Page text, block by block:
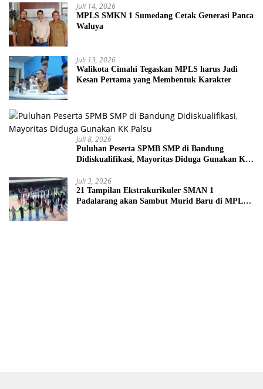
Juli 14, 2026
MPLS SMKN 1 Sumedang Cetak Generasi Panca
Waluya
Juli 13, 2026
Walikota Cimahi Tegaskan MPLS harus Jadi
Kesan Pertama yang Membentuk Karakter
Juli 8, 2026
Puluhan Peserta SPMB SMP di Bandung
Didiskualifikasi, Mayoritas Diduga Gunakan KK
Juli 3, 2026
21 Tampilan Ekstrakurikuler SMAN 1
Padalarang akan Sambut Murid Baru di MPLS